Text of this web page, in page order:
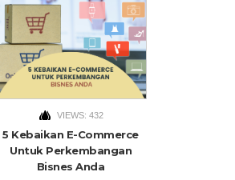
VIEWS: 432
5 Kebaikan E-Commerce
Untuk Perkembangan
Bisnes Anda